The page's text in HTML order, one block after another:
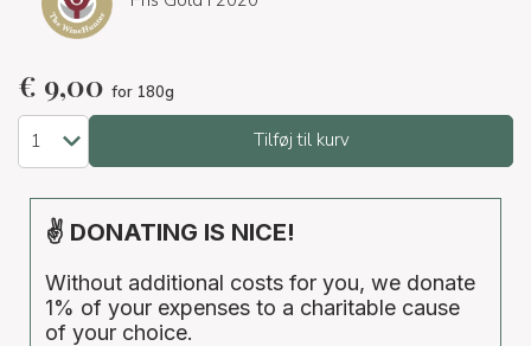
€ 9,00 for 180g
Tilføj til kurv
✌ DONATING IS NICE!
Without additional costs for you, we donate
1% of your expenses to a charitable cause
of your choice.